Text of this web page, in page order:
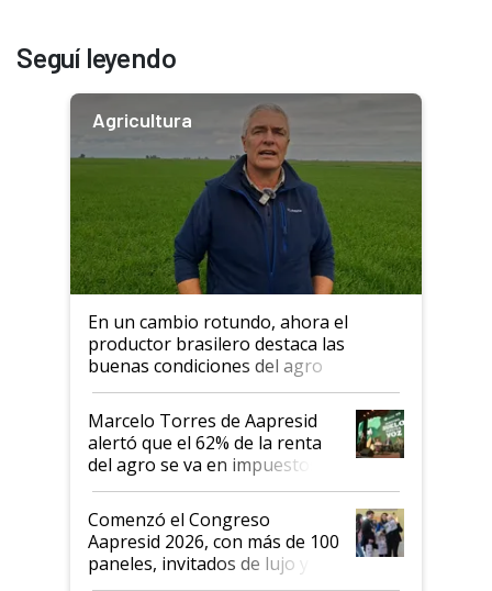
Seguí leyendo
Agricultura
En un cambio rotundo, ahora el
productor brasilero destaca las
buenas condiciones del agro
argentino para invertir: "Los veo
más motivados"
Marcelo Torres de Aapresid
alertó que el 62% de la renta
del agro se va en impuestos:
"No es bueno que en
Argentina se sigan discutiendo
las mismas cosas de hace 50
años"
Comenzó el Congreso
Aapresid 2026, con más de 100
paneles, invitados de lujo y
todas las tendencias